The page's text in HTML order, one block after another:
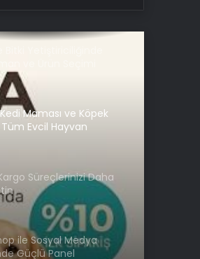
Maması ve Köpek
Evcil Hayvan
Süreçlerinizi Daha
ile Sosyal Medya
Güçlü Panel